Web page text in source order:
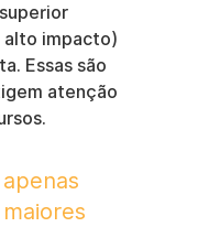
impacto)
Essas são
atenção